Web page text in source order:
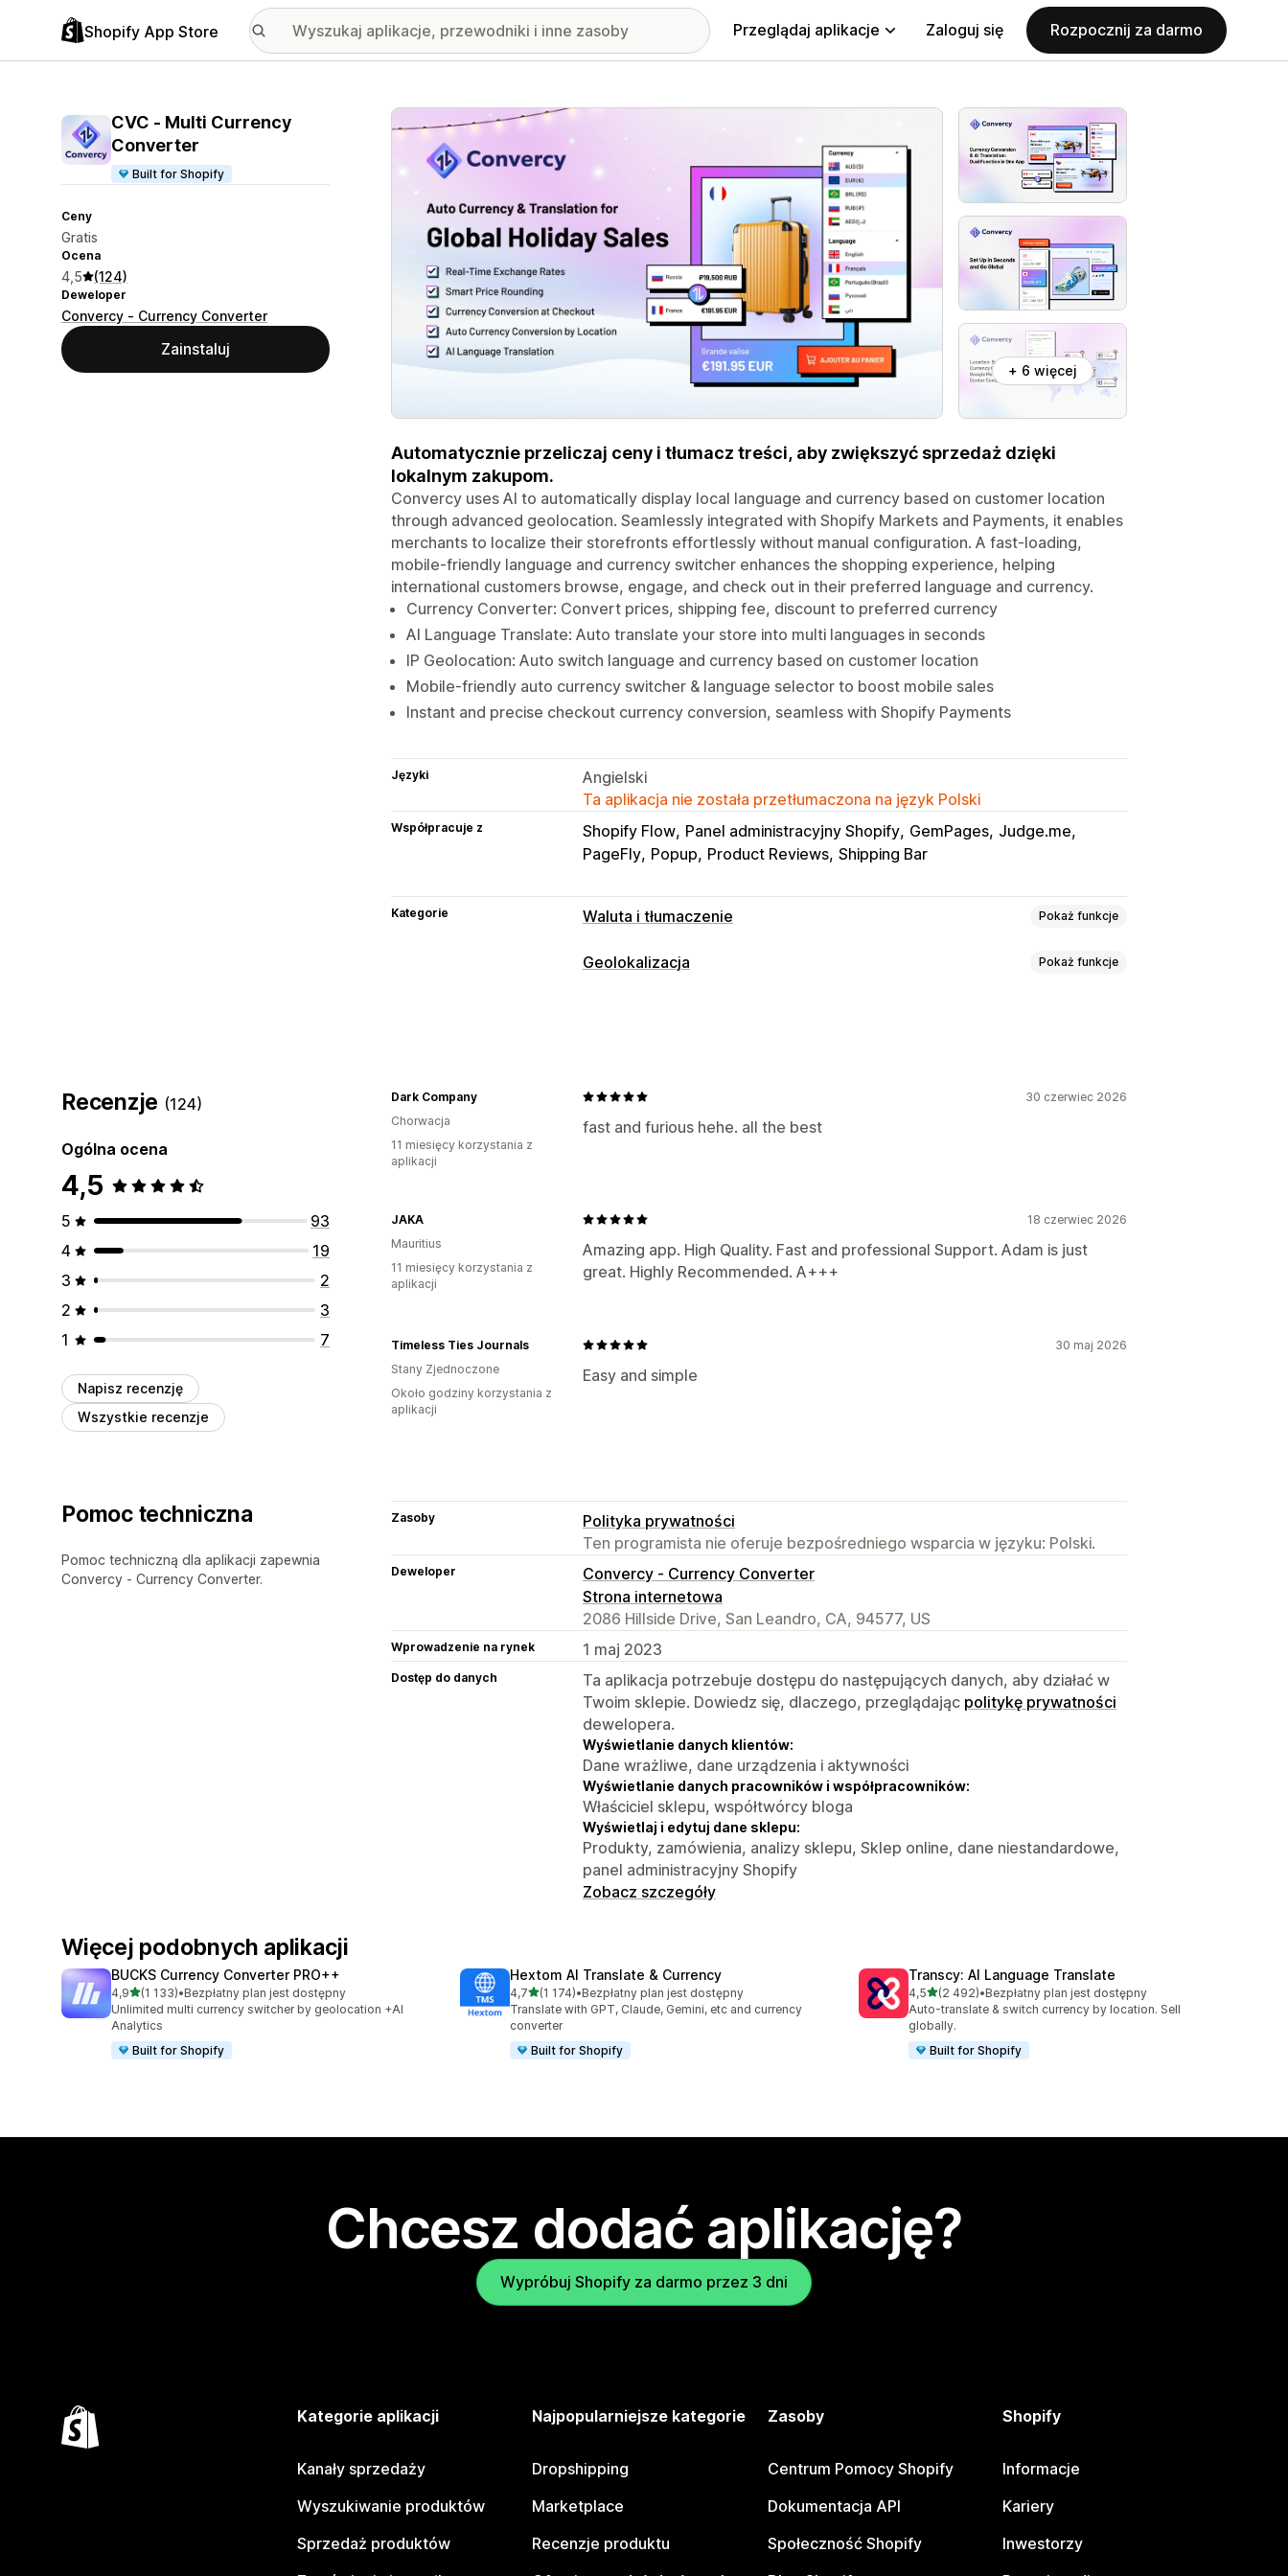
Shopify App Store Przeglądaj aplikacje Zaloguj się Rozpocznij za darmo
CVC ‑ Multi Currency
Converter
Built for Shopify
Ceny
Gratis
Ocena
4,5 (124)
Deweloper
Convercy ‑ Currency Converter
Zainstaluj
Wyróżnione obrazy w galerii
+ 6 więcej
Automatycznie przeliczaj ceny i tłumacz treści, aby zwiększyć sprzedaż dzięki
lokalnym zakupom.
Convercy uses AI to automatically display local language and currency based on customer location
through advanced geolocation. Seamlessly integrated with Shopify Markets and Payments, it enables
merchants to localize their storefronts effortlessly without manual configuration. A fast-loading,
mobile-friendly language and currency switcher enhances the shopping experience, helping
international customers browse, engage, and check out in their preferred language and currency.
Currency Converter: Convert prices, shipping fee, discount to preferred currency
AI Language Translate: Auto translate your store into multi languages in seconds
IP Geolocation: Auto switch language and currency based on customer location
Mobile-friendly auto currency switcher & language selector to boost mobile sales
Instant and precise checkout currency conversion, seamless with Shopify Payments
Języki
Angielski
Ta aplikacja nie została przetłumaczona na język Polski
Współpracuje z Shopify Flow Panel administracyjny Shopify GemPages Judge.me
PageFly Popup Product Reviews Shipping Bar
Kategorie Waluta i tłumaczenie Pokaż funkcje
Przeliczanie walut
Tłumaczenie maszynowe
Automatyczna synchronizacja tłumaczeń
Tłumaczenie zbiorcze Automatyczne przekierowanie strony
Geolokalizacja Pokaż funkcje
Ustawienia lokalizacji
Przełącznik waluty Wybór kraju
Recenzje (124)
Ogólna ocena
4,5
5
93
4
19
3
2
2
3
1
7
Napisz recenzję
Wszystkie recenzje
30 czerwiec 2026
fast and furious hehe. all the best
Dark Company
Chorwacja
11 miesięcy korzystania z
aplikacji
18 czerwiec 2026
Amazing app. High Quality. Fast and professional Support. Adam is just
great. Highly Recommended. A+++
JAKA
Mauritius
11 miesięcy korzystania z
aplikacji
30 maj 2026
Easy and simple
Timeless Ties Journals
Stany Zjednoczone
Około godziny korzystania z
aplikacji
Pomoc techniczna
Pomoc techniczną dla aplikacji zapewnia
Convercy ‑ Currency Converter.
Zasoby
Polityka prywatności
Ten programista nie oferuje bezpośredniego wsparcia w języku: Polski.
Deweloper
Convercy ‑ Currency Converter
Strona internetowa
2086 Hillside Drive, San Leandro, CA, 94577, US
Wprowadzenie na rynek 1 maj 2023
Dostęp do danych
Ta aplikacja potrzebuje dostępu do następujących danych, aby działać w
Twoim sklepie. Dowiedz się, dlaczego, przeglądając politykę prywatności
dewelopera.
Wyświetlanie danych klientów:
Dane wrażliwe, dane urządzenia i aktywności
Wyświetlanie danych pracowników i współpracowników:
Właściciel sklepu, współtwórcy bloga
Wyświetlaj i edytuj dane sklepu:
Produkty, zamówienia, analizy sklepu, Sklep online, dane niestandardowe,
panel administracyjny Shopify
Zobacz szczegóły
Więcej podobnych aplikacji
BUCKS Currency Converter PRO++
4,9na 5 gwiazdek
(1 133)
Łączna liczba recenzji: 1133
•Bezpłatny plan jest dostępny
Unlimited multi currency switcher by geolocation +AI
Analytics
Built for Shopify
Hextom AI Translate & Currency
4,7na 5 gwiazdek
(1 174)
Łączna liczba recenzji: 1174
•Bezpłatny plan jest dostępny
Translate with GPT, Claude, Gemini, etc and currency
converter
Built for Shopify
Transcy: AI Language Translate
4,5na 5 gwiazdek
(2 492)
Łączna liczba recenzji: 2492
•Bezpłatny plan jest dostępny
Auto-translate & switch currency by location. Sell
globally.
Built for Shopify
Chcesz dodać aplikację?
Wypróbuj Shopify za darmo przez 3 dni
Kategorie aplikacji
Kanały sprzedaży
Wyszukiwanie produktów
Sprzedaż produktów
Najpopularniejsze kategorie
Dropshipping
Marketplace
Recenzje produktu
Zasoby
Centrum Pomocy Shopify
Dokumentacja API
Społeczność Shopify
Shopify
Informacje
Kariery
Inwestorzy